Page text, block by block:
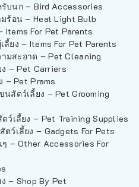
บนก – Bird Accessories
ร้อน – Heat Light Bulb
Items For Pet Parents
ลี้ยง – Items For Pet Parents
มสะอาด – Pet Cleaning
ง – Pet Carriers
– Pet Prams
สัตว์เลี้ยง – Pet Grooming
ว์เลี้ยง – Pet Training Supplies
ตว์เลี้ยง – Gadgets For Pets
– Other Accessories For
– Shop By Pet